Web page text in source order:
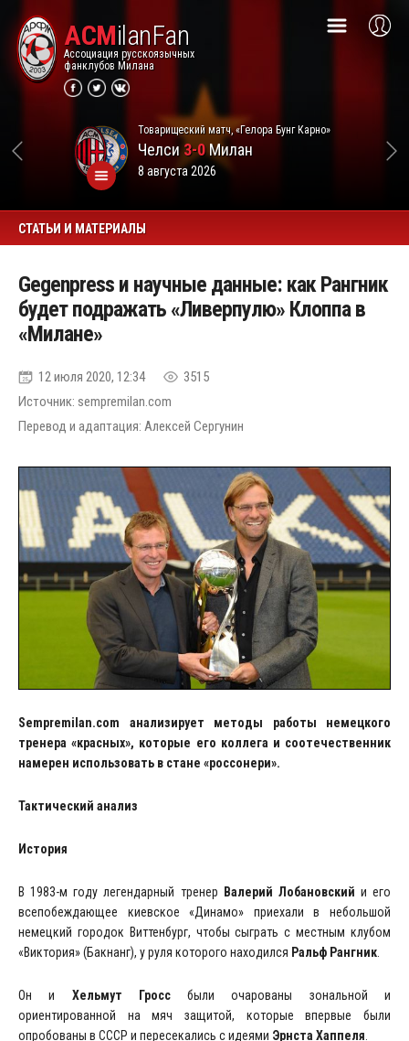
ACMilanFan
Ассоциация русскоязычных
фанклубов Милана
Товарищеский матч, «Гелора Бунг Карно»
Челси3-0Милан
8 августа 2026
СТАТЬИ И МАТЕРИАЛЫ
Gegenpress и научные данные: как Рангник
будет подражать «Ливерпулю» Клоппа в
«Милане»
12 июля 2020, 12:34
3515
Источник: sempremilan.com
Перевод и адаптация: Алексей Сергунин
Sempremilan.com
анализирует методы работы немецкого
тренера «красных», которые его коллега и соотечественник
намерен использовать в стане «россонери».
Тактический анализ
История
В 1983-м году легендарный тренер Валерий Лобановский и его
всепобеждающее киевское «Динамо» приехали в небольшой
немецкий городок Виттенбург, чтобы сыграть с местным клубом
«Виктория» (Бакнанг), у руля которого находился Ральф Рангник
Он и Хельмут Гроссбыли очарованы зональной и
ориентированной на мяч защитой, которые впервые были
опробованы в СССР и пересекались с идеями Эрнста Хаппеля